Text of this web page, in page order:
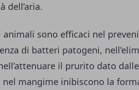
dell’aria.
animali sono efficaci nel
di batteri patogeni,
il prurito dato
nel mangime inibiscono la